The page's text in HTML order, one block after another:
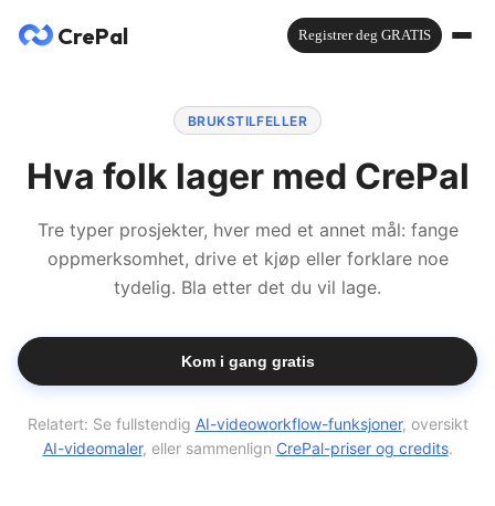
CrePal Registrer deg GRATIS
BRUKSTILFELLER
Hva folk lager med CrePal
Tre typer prosjekter, hver med et annet mål: fange
oppmerksomhet, drive et kjøp eller forklare noe
tydelig. Bla etter det du vil lage.
Kom i gang gratis
Relatert: Se fullstendig AI-videoworkflow-funksjoner, oversikt
AI-videomaler, eller sammenlign CrePal-priser og credits.